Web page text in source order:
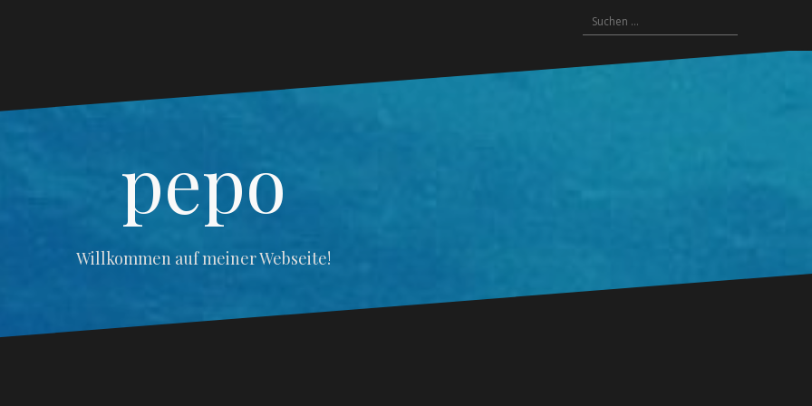
Suchen
nach:
pepo
Willkommen auf meiner Webseite!